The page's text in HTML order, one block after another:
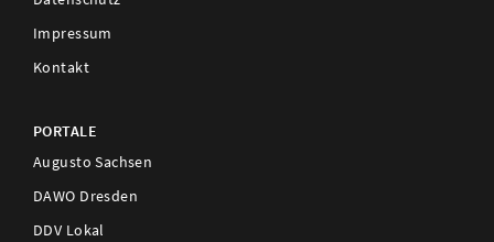
Impressum
Kontakt
PORTALE
Augusto Sachsen
DAWO Dresden
DDV Lokal